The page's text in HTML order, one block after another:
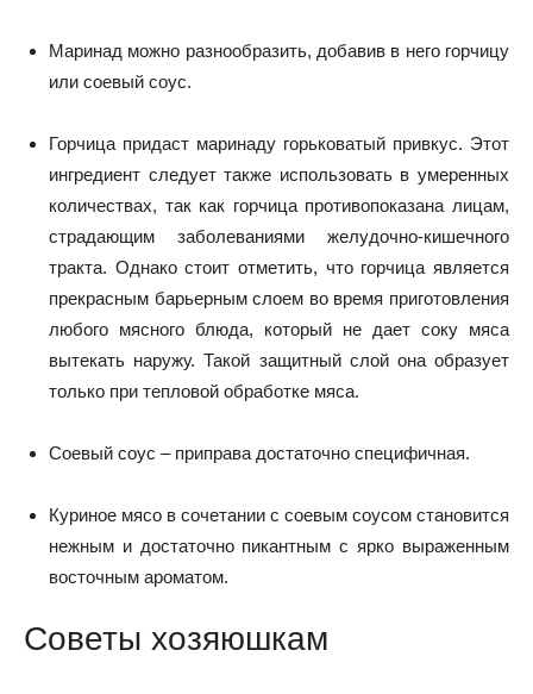
Маринад можно разнообразить, добавив в него горчицу
или соевый соус.
Горчица придаст маринаду горьковатый привкус. Этот
ингредиент следует также использовать в умеренных
количествах, так как горчица противопоказана лицам,
страдающим заболеваниями желудочно-кишечного
тракта. Однако стоит отметить, что горчица является
прекрасным барьерным слоем во время приготовления
любого мясного блюда, который не дает соку мяса
вытекать наружу. Такой защитный слой она образует
только при тепловой обработке мяса.
Соевый соус – приправа достаточно специфичная.
Куриное мясо в сочетании с соевым соусом становится
нежным и достаточно пикантным с ярко выраженным
восточным ароматом.
Советы хозяюшкам